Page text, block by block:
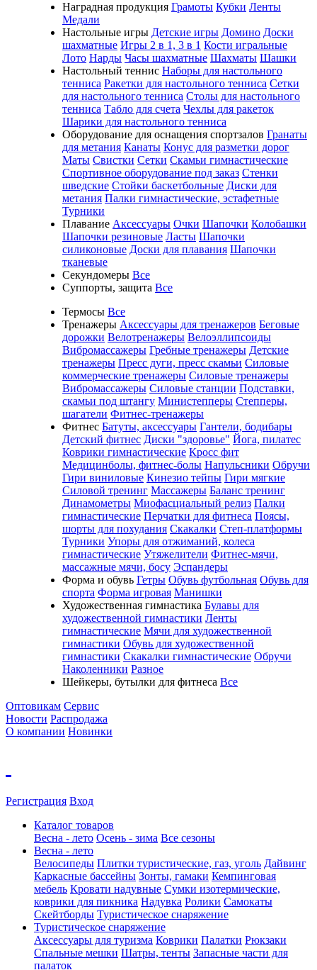
Наградная продукция Грамоты Кубки Ленты
Медали
Настольные игры Детские игры Домино Доски
шахматные Игры 2 в 1, 3 в 1 Кости игральные
Лото Нарды Часы шахматные Шахматы Шашки
Настольный теннис Наборы для настольного
тенниса Ракетки для настольного тенниса Сетки
для настольного тенниса Столы для настольного
тенниса Табло для счета Чехлы для ракеток
Шарики для настольного тенниса
Оборудование для оснащения спортзалов Гранаты
для метания Канаты Конус для разметки дорог
Маты Свистки Сетки Скамьи гимнастические
Спортивное оборудование под заказ Стенки
шведские Стойки баскетбольные Диски для
метания Палки гимнастические, эстафетные
Турники
Плавание Аксессуары Очки Шапочки Колобашки
Шапочки резиновые Ласты Шапочки
силиконовые Доски для плавания Шапочки
тканевые
Секундомеры Все
Суппорты, защита Все
Термосы Все
Тренажеры Аксессуары для тренажеров Беговые
дорожки Велотренажеры Велоэллипсоиды
Вибромассажеры Гребные тренажеры Детские
тренажеры Пресс дуги, пресс скамьи Силовые
коммерческие тренажеры Силовые тренажеры
Вибромассажеры Силовые станции Подставки,
скамьи под штангу Министепперы Степперы,
шагатели Фитнес-тренажеры
Фитнес Батуты, аксессуары Гантели, бодибары
Детский фитнес Диски "здоровье" Йога, пилатес
Коврики гимнастические Кросс фит
Медицинболы, фитнес-болы Напульсники Обручи
Гири виниловые Кинезио тейпы Гири мягкие
Силовой тренинг Массажеры Баланс тренинг
Динамометры Миофасциальный релиз Палки
гимнастические Перчатки для фитнеса Поясы,
шорты для похудания Скакалки Степ-платформы
Турники Упоры для отжиманий, колеса
гимнастические Утяжелители Фитнес-мячи,
массажные мячи, босу Эспандеры
Форма и обувь Гетры Обувь футбольная Обувь для
спорта Форма игровая Манишки
Художественная гимнастика Булавы для
художественной гимнастики Ленты
гимнастические Мячи для художественной
гимнастики Обувь для художественной
гимнастики Скакалки гимнастические Обручи
Наколенники Разное
Шейкеры, бутылки для фитнеса Все
Оптовикам Сервис
Новости Распродажа
О компании Новинки
Регистрация Вход
Каталог товаров
Весна - лето Осень - зима Все сезоны
Весна - лето
Велосипеды Плитки туристические, газ, уголь Дайвинг
Каркасные бассейны Зонты, гамаки Кемпинговая
мебель Кровати надувные Cумки изотермические,
коврики для пикника Надувка Ролики Самокаты
Скейтборды Туристическое снаряжение
Туристическое снаряжение
Аксессуары для туризма Коврики Палатки Рюкзаки
Спальные мешки Шатры, тенты Запасные части для
палаток